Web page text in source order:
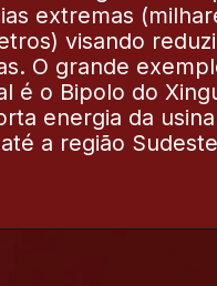
extremas
visando
O grande
é o Bipolo do
energia da
a região